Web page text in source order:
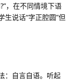
，在不同情境下语
说话“字正腔圆”但
：自言自语。听起